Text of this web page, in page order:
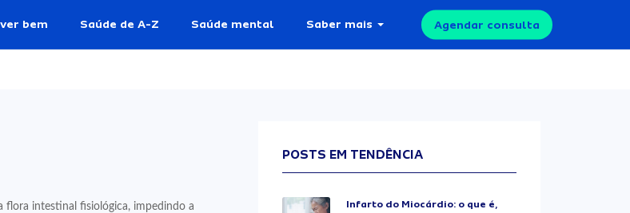
bem Saúde de A-Z Saúde mental Saber mais Agendar consulta
flora intestinal fisiológica, impedindo a
POSTS EM TENDÊNCIA
Infarto do Miocárdio: o que é,